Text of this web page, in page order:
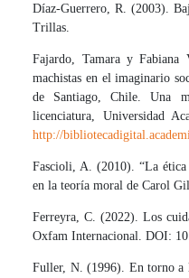
Díaz-Guerrero, R. (2003).
Trillas.
Fajardo, Tamara y Fabiana
machistas en el imaginario
de Santiago, Chile. Una
licenciatura, Universidad
http://
Fascioli, A. (2010). “La
en la teoría moral de Carol
Ferreyra, C. (2022). Los
Oxfam Internacional. DOI:
Fuller, N. (1996). En torno a